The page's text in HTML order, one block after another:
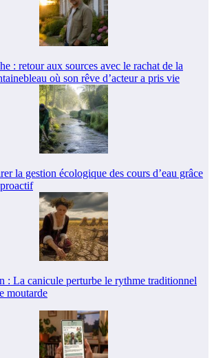
: retour aux sources avec le rachat de la
où son rêve d’acteur a pris vie
la gestion écologique des cours d’eau grâce
: La canicule perturbe le rythme traditionnel
moutarde